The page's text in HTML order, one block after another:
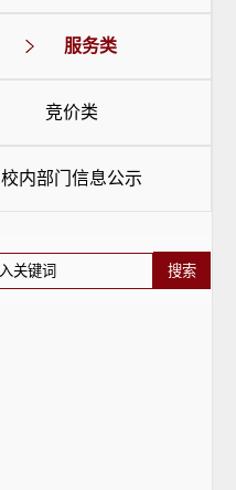
服务类
竞价类
校内部门信息公示